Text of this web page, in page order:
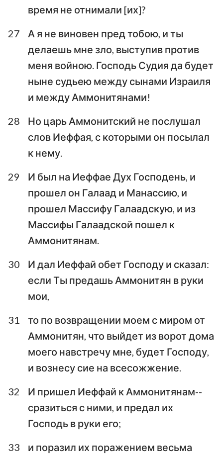
время не отнимали [их]?
27
А я не виновен пред тобою, и ты
делаешь мне зло, выступив против
меня войною. Господь Судия да будет
ныне судьею между сынами Израиля
и между Аммонитянами!
28
Но царь Аммонитский не послушал
слов Иеффая, с которыми он посылал
к нему.
29
И был на Иеффае Дух Господень, и
прошел он Галаад и Манассию, и
прошел Массифу Галаадскую, и из
Массифы Галаадской пошел к
Аммонитянам.
30
И дал Иеффай обет Господу и сказал:
если Ты предашь Аммонитян в руки
мои,
31
то по возвращении моем с миром от
Аммонитян, что выйдет из ворот дома
моего навстречу мне, будет Господу,
и вознесу сие на всесожжение.
32
И пришел Иеффай к Аммонитянам--
сразиться с ними, и предал их
Господь в руки его;
33
и поразил их поражением весьма